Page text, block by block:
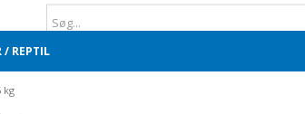
/ REPTIL
kg